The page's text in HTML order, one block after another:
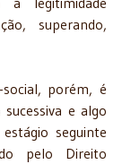
superando,
porém, é
e algo
seguinte
pelo Direito